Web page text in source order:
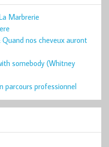
Marbrerie
nos cheveux auront
somebody (Whitney
parcours professionnel